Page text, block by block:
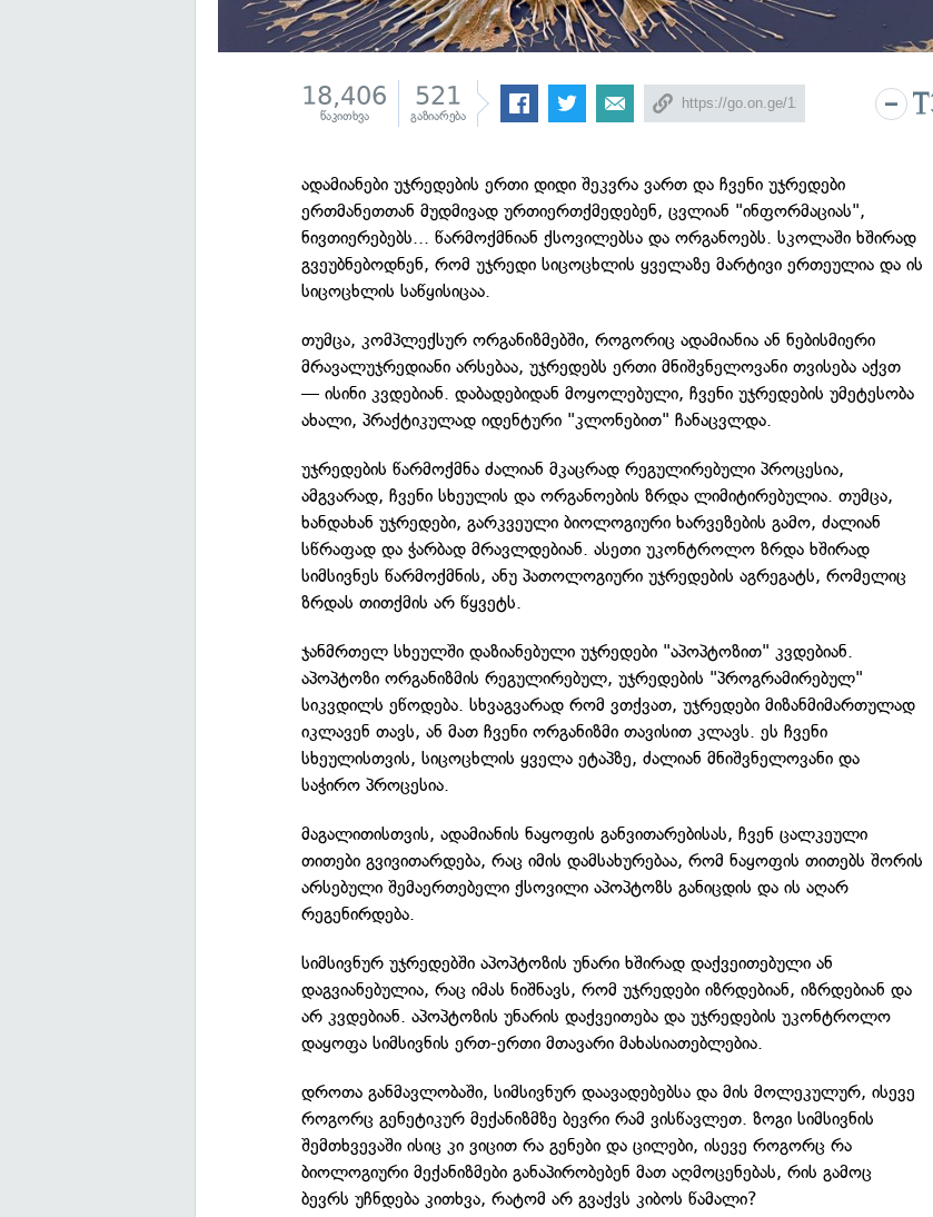
18,406
წაკითხვა
521
გაზიარება
ადამიანები უჯრედების ერთი დიდი შეკვრა ვართ და ჩვენი უჯრედები
ერთმანეთთან მუდმივად ურთიერთქმედებენ, ცვლიან "ინფორმაციას",
ნივთიერებებს... წარმოქმნიან ქსოვილებსა და ორგანოებს. სკოლაში ხშირად
გვეუბნებოდნენ, რომ უჯრედი სიცოცხლის ყველაზე მარტივი ერთეულია და ის
სიცოცხლის საწყისიცაა.
თუმცა, კომპლექსურ ორგანიზმებში, როგორიც ადამიანია ან ნებისმიერი
მრავალუჯრედიანი არსებაა, უჯრედებს ერთი მნიშვნელოვანი თვისება აქვთ
— ისინი კვდებიან. დაბადებიდან მოყოლებული, ჩვენი უჯრედების უმეტესობა
ახალი, პრაქტიკულად იდენტური "კლონებით" ჩანაცვლდა.
უჯრედების წარმოქმნა ძალიან მკაცრად რეგულირებული პროცესია,
ამგვარად, ჩვენი სხეულის და ორგანოების ზრდა ლიმიტირებულია. თუმცა,
ხანდახან უჯრედები, გარკვეული ბიოლოგიური ხარვეზების გამო, ძალიან
სწრაფად და ჭარბად მრავლდებიან. ასეთი უკონტროლო ზრდა ხშირად
სიმსივნეს წარმოქმნის, ანუ პათოლოგიური უჯრედების აგრეგატს, რომელიც
ზრდას თითქმის არ წყვეტს.
ჯანმრთელ სხეულში დაზიანებული უჯრედები "აპოპტოზით" კვდებიან.
აპოპტოზი ორგანიზმის რეგულირებულ, უჯრედების "პროგრამირებულ"
სიკვდილს ეწოდება. სხვაგვარად რომ ვთქვათ, უჯრედები მიზანმიმართულად
იკლავენ თავს, ან მათ ჩვენი ორგანიზმი თავისით კლავს. ეს ჩვენი
სხეულისთვის, სიცოცხლის ყველა ეტაპზე, ძალიან მნიშვნელოვანი და
საჭირო პროცესია.
მაგალითისთვის, ადამიანის ნაყოფის განვითარებისას, ჩვენ ცალკეული
თითები გვივითარდება, რაც იმის დამსახურებაა, რომ ნაყოფის თითებს შორის
არსებული შემაერთებელი ქსოვილი აპოპტოზს განიცდის და ის აღარ
რეგენირდება.
სიმსივნურ უჯრედებში აპოპტოზის უნარი ხშირად დაქვეითებული ან
დაგვიანებულია, რაც იმას ნიშნავს, რომ უჯრედები იზრდებიან, იზრდებიან და
არ კვდებიან. აპოპტოზის უნარის დაქვეითება და უჯრედების უკონტროლო
დაყოფა სიმსივნის ერთ-ერთი მთავარი მახასიათებლებია.
დროთა განმავლობაში, სიმსივნურ დაავადებებსა და მის მოლეკულურ, ისევე
როგორც გენეტიკურ მექანიზმზე ბევრი რამ ვისწავლეთ. ზოგი სიმსივნის
შემთხვევაში ისიც კი ვიცით რა გენები და ცილები, ისევე როგორც რა
ბიოლოგიური მექანიზმები განაპირობებენ მათ აღმოცენებას, რის გამოც
ბევრს უჩნდება კითხვა, რატომ არ გვაქვს კიბოს წამალი?